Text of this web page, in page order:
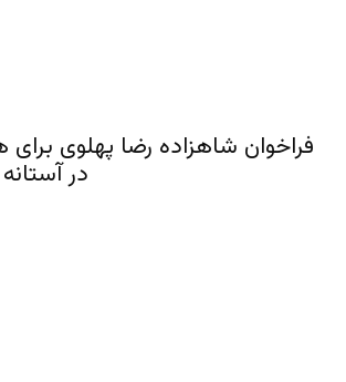
فراخوان شاهزاده رضا پهلوی
در